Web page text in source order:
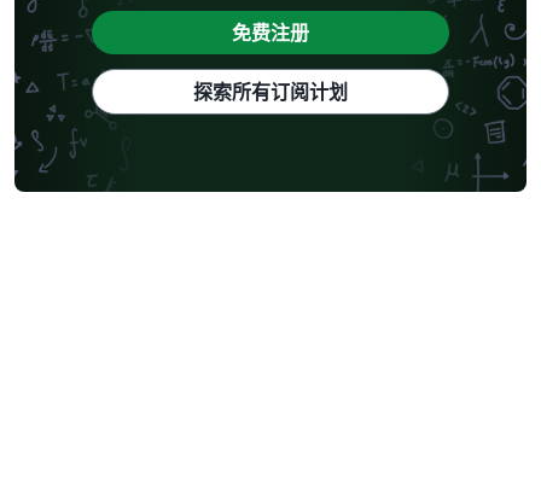
免费注册
探索所有订阅计划